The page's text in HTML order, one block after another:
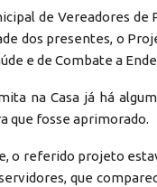
de Vereadores
dos presentes, o
e de Combate a
na Casa já há
que fosse aprimorado.
o referido projeto
que